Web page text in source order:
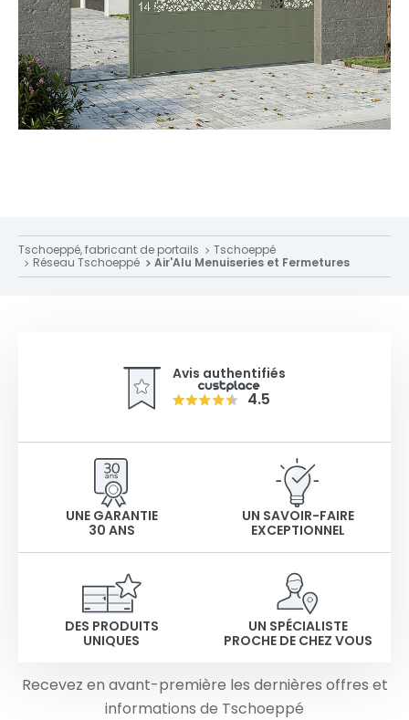
Tschoeppé, fabricant de portails
Tschoeppé
Réseau Tschoeppé
Air'Alu Menuiseries et Fermetures
Avis authentifiés
4.5
UNE GARANTIE
30 ANS
UN SAVOIR-FAIRE
EXCEPTIONNEL
DES PRODUITS
UNIQUES
UN SPÉCIALISTE
PROCHE DE CHEZ VOUS
Recevez en avant-première les dernières offres et
informations de Tschoeppé